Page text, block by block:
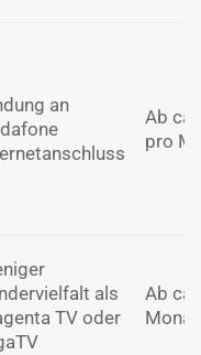
an
Ab
pro
als
TV oder
Ab
Monat